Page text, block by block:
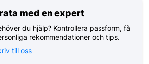
med en expert
du hjälp? Kontrollera passform, få
rekommendationer och tips.
till oss